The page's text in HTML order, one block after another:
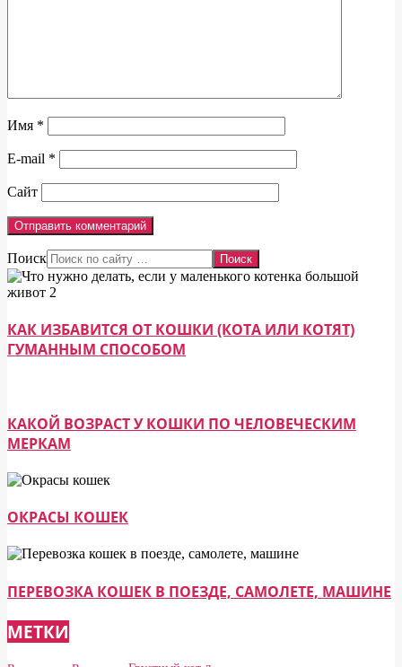
Имя *
E-mail *
Сайт
Поиск
КАК ИЗБАВИТСЯ ОТ КОШКИ (КОТА ИЛИ КОТЯТ)
ГУМАННЫМ СПОСОБОМ
КАКОЙ ВОЗРАСТ У КОШКИ ПО ЧЕЛОВЕЧЕСКИМ
МЕРКАМ
ОКРАСЫ КОШЕК
ПЕРЕВОЗКА КОШЕК В ПОЕЗДЕ, САМОЛЕТЕ, МАШИНЕ
МЕТКИ